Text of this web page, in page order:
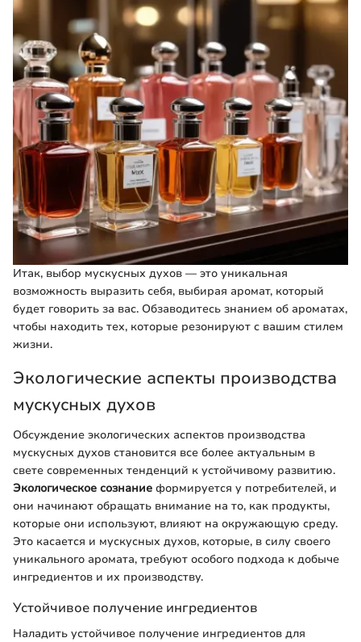
Итак, выбор мускусных духов — это уникальная
возможность выразить себя, выбирая аромат, который
будет говорить за вас. Обзаводитесь знанием об ароматах,
чтобы находить тех, которые резонируют с вашим стилем
жизни.
Экологические аспекты производства
мускусных духов
Обсуждение экологических аспектов производства
мускусных духов становится все более актуальным в
свете современных тенденций к устойчивому развитию.
Экологическое сознание формируется у потребителей, и
они начинают обращать внимание на то, как продукты,
которые они используют, влияют на окружающую среду.
Это касается и мускусных духов, которые, в силу своего
уникального аромата, требуют особого подхода к добыче
ингредиентов и их производству.
Устойчивое получение ингредиентов
Наладить устойчивое получение ингредиентов для